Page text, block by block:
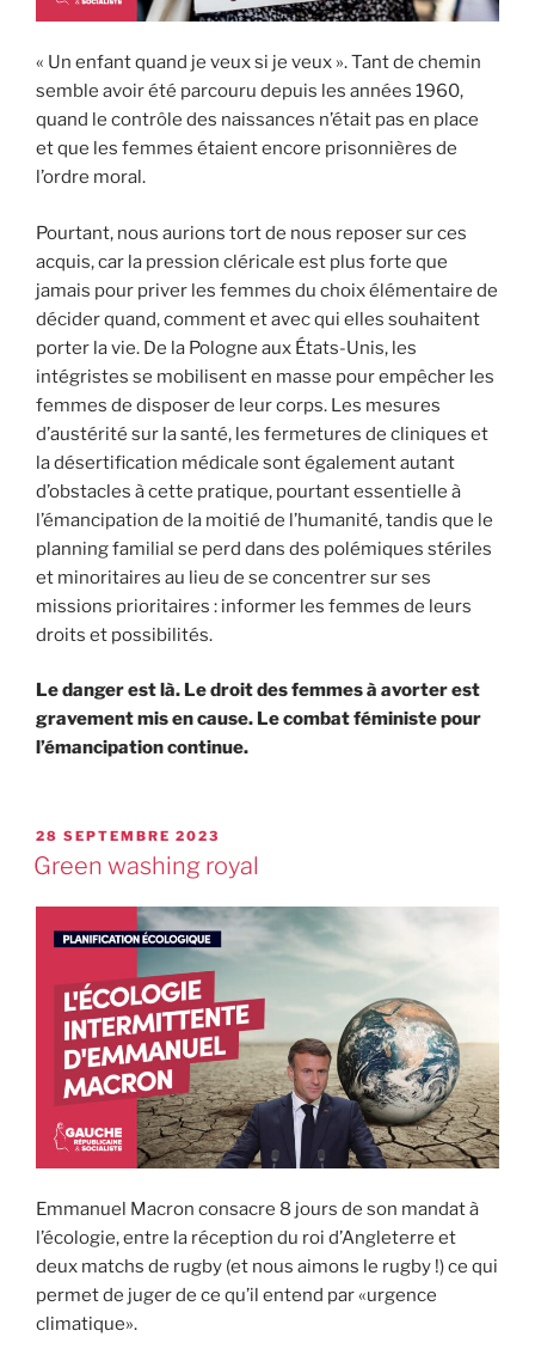
« Un enfant quand je veux si je veux ». Tant de chemin
semble avoir été parcouru depuis les années 1960,
quand le contrôle des naissances n’était pas en place
et que les femmes étaient encore prisonnières de
l’ordre moral.
Pourtant, nous aurions tort de nous reposer sur ces
acquis, car la pression cléricale est plus forte que
jamais pour priver les femmes du choix élémentaire de
décider quand, comment et avec qui elles souhaitent
porter la vie. De la Pologne aux États-Unis, les
intégristes se mobilisent en masse pour empêcher les
femmes de disposer de leur corps. Les mesures
d’austérité sur la santé, les fermetures de cliniques et
la désertification médicale sont également autant
d’obstacles à cette pratique, pourtant essentielle à
l’émancipation de la moitié de l’humanité, tandis que le
planning familial se perd dans des polémiques stériles
et minoritaires au lieu de se concentrer sur ses
missions prioritaires : informer les femmes de leurs
droits et possibilités.
Le danger est là. Le droit des femmes à avorter est
gravement mis en cause. Le combat féministe pour
l’émancipation continue.
28 SEPTEMBRE 2023
Green washing royal
Emmanuel Macron consacre 8 jours de son mandat à
l’écologie, entre la réception du roi d’Angleterre et
deux matchs de rugby (et nous aimons le rugby !) ce qui
permet de juger de ce qu’il entend par «urgence
climatique».